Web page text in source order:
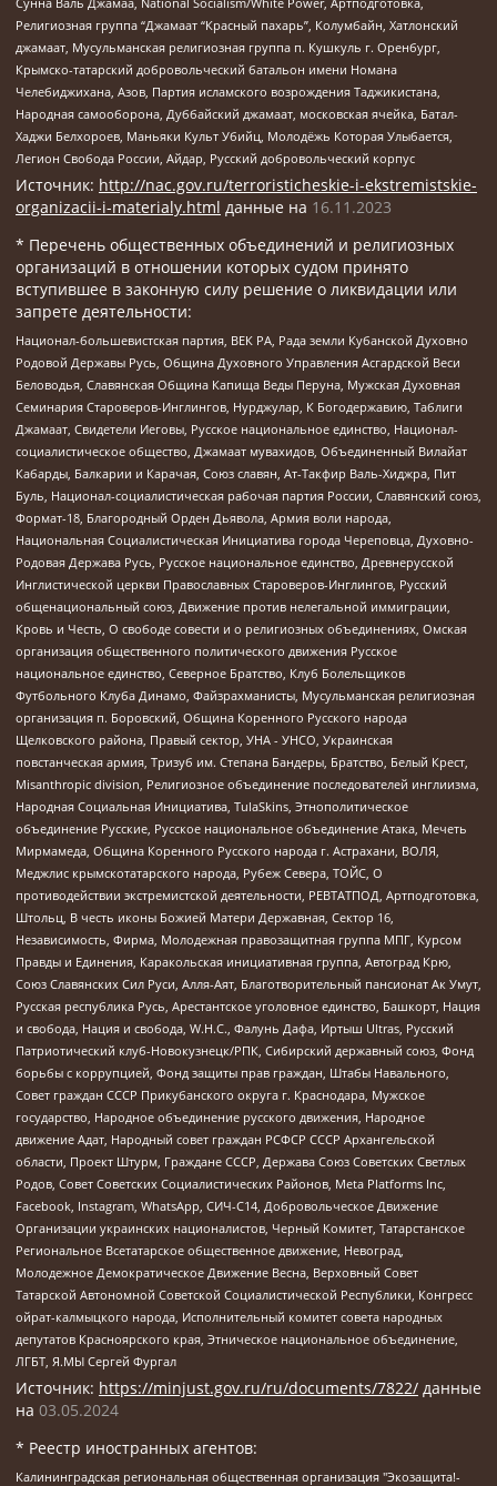
Религиозная группа “Джамаат “Красный пахарь”, Колумбайн, Хатлонский
джамаат, Мусульманская религиозная группа п. Кушкуль г. Оренбург,
Крымско-татарский добровольческий батальон имени Номана
Челебиджихана, Азов, Партия исламского возрождения Таджикистана,
Народная самооборона, Дуббайский джамаат, московская ячейка, Батал-
Хаджи Белхороев, Маньяки Культ Убийц, Молодёжь Которая Улыбается,
Легион Свобода России, Айдар, Русский добровольческий корпус
Источник: http://nac.gov.ru/terroristicheskie-i-ekstremistskie-
organizacii-i-materialy.html данные на 16.11.2023
* Перечень общественных объединений и религиозных
организаций в отношении которых судом принято
вступившее в законную силу решение о ликвидации или
запрете деятельности:
Национал-большевистская партия, ВЕК РА, Рада земли Кубанской Духовно
Родовой Державы Русь, Община Духовного Управления Асгардской Веси
Беловодья, Славянская Община Капища Веды Перуна, Мужская Духовная
Семинария Староверов-Инглингов, Нурджулар, К Богодержавию, Таблиги
Джамаат, Свидетели Иеговы, Русское национальное единство, Национал-
социалистическое общество, Джамаат мувахидов, Объединенный Вилайат
Кабарды, Балкарии и Карачая, Союз славян, Ат-Такфир Валь-Хиджра, Пит
Буль, Национал-социалистическая рабочая партия России, Славянский союз,
Формат-18, Благородный Орден Дьявола, Армия воли народа,
Национальная Социалистическая Инициатива города Череповца, Духовно-
Родовая Держава Русь, Русское национальное единство, Древнерусской
Инглистической церкви Православных Староверов-Инглингов, Русский
общенациональный союз, Движение против нелегальной иммиграции,
Кровь и Честь, О свободе совести и о религиозных объединениях, Омская
организация общественного политического движения Русское
национальное единство, Северное Братство, Клуб Болельщиков
Футбольного Клуба Динамо, Файзрахманисты, Мусульманская религиозная
организация п. Боровский, Община Коренного Русского народа
Щелковского района, Правый сектор, УНА - УНСО, Украинская
повстанческая армия, Тризуб им. Степана Бандеры, Братство, Белый Крест,
Misanthropic division, Религиозное объединение последователей инглиизма,
Народная Социальная Инициатива, TulaSkins, Этнополитическое
объединение Русские, Русское национальное объединение Атака, Мечеть
Мирмамеда, Община Коренного Русского народа г. Астрахани, ВОЛЯ,
Меджлис крымскотатарского народа, Рубеж Севера, ТОЙС, О
противодействии экстремистской деятельности, РЕВТАТПОД, Артподготовка,
Штольц, В честь иконы Божией Матери Державная, Сектор 16,
Независимость, Фирма, Молодежная правозащитная группа МПГ, Курсом
Правды и Единения, Каракольская инициативная группа, Автоград Крю,
Союз Славянских Сил Руси, Алля-Аят, Благотворительный пансионат Ак Умут,
Русская республика Русь, Арестантское уголовное единство, Башкорт, Нация
и свобода, Нация и свобода, W.H.С., Фалунь Дафа, Иртыш Ultras, Русский
Патриотический клуб-Новокузнецк/РПК, Сибирский державный союз, Фонд
борьбы с коррупцией, Фонд защиты прав граждан, Штабы Навального,
Совет граждан СССР Прикубанского округа г. Краснодара, Мужское
государство, Народное объединение русского движения, Народное
движение Адат, Народный совет граждан РСФСР СССР Архангельской
области, Проект Штурм, Граждане СССР, Держава Союз Советских Светлых
Родов, Совет Советских Социалистических Районов, Meta Platforms Inc,
Facebook, Instagram, WhatsApp, СИЧ-С14, Добровольческое Движение
Организации украинских националистов, Черный Комитет, Татарстанское
Региональное Всетатарское общественное движение, Невоград,
Молодежное Демократическое Движение Весна, Верховный Совет
Татарской Автономной Советской Социалистической Республики, Конгресс
ойрат-калмыцкого народа, Исполнительный комитет совета народных
депутатов Красноярского края, Этническое национальное объединение,
ЛГБТ, Я.МЫ Сергей Фургал
Источник: https://minjust.gov.ru/ru/documents/7822/ данные
на 03.05.2024
* Реестр иностранных агентов:
Калининградская региональная общественная организация "Экозащита!-Женсовет", Фонд содействия защите прав и свобод граждан "Общественный вердикт", Фонд "Институт Развития Свободы Информации", Частное учреждение "Информационное агентство МЕМО. РУ", Региональная общественная организация "Общественная комиссия по сохранению наследия академика Сахарова", Фонд поддержки свободы прессы, Санкт-Петербургская общественная правозащитная организация "Гражданский контроль", Межрегиональная общественная организация "Информационно-просветительский центр "Мемориал", Региональный Фонд "Центр Защиты Прав Средств Массовой Информации", с 05.12.2023 Фонд "Центр Защиты Прав Средств массовой информации", Региональная общественная благотворительная организация помощи беженцам и мигрантам "Гражданское содействие", Негосударственное образовательное учреждение дополнительного профессионального образования (повышение квалификации) специалистов "АКАДЕМИЯ ПО ПРАВАМ ЧЕЛОВЕКА", Свердловская региональная общественная организация "Сутяжник", Автономная некоммерческая организация "Центр независимых социологических исследований", Союз общественных объединений "Российский исследовательский центр по правам человека", Региональное общественное учреждение научно-информационный центр "МЕМОРИАЛ", Некоммерческая организация "Фонд защиты гласности", Автономная некоммерческая организация "Институт прав человека", Городская общественная организация "Екатеринбургское общество "МЕМОРИАЛ", Городская общественная организация "Рязанское историко-просветительское и правозащитное общество "Мемориал" (Рязанский Мемориал), Челябинский региональный орган общественной самодеятельности – женское общественное объединение "Женщины Евразии", Челябинский региональный орган общественной самодеятельности "Уральская правозащитная группа", Фонд содействия защите здоровья и социальной справедливости имени Андрея Рылькова, Автономная Некоммерческая Организация "Аналитический Центр Юрия Левады", Автономная некоммерческая организация социальной поддержки населения "Проект Апрель", Региональная общественная организация помощи женщинам и детям, находящимся в кризисной ситуации "Информационно-методический центр "Анна", Фонд содействия развитию массовых коммуникаций и правовому просвещению "Так-так-Так", Фонд содействия устойчивому развитию "Серебряная тайга", Свердловский региональный общественный фонд социальных проектов "Новое время", "Idel.Реалии", Кавказ.Реалии, Крым.Реалии, Телеканал Настоящее Время, Татаро-башкирская служба Радио Свобода (Azatliq Radiosi), Радио Свободная Европа/Радио Свобода (PCE/PC), "Сибирь.Реалии", "Фактограф", Благотворительный фонд помощи осужденным и их семьям, Автономная некоммерческая организация "Институт глобализации и социальных движений", Фонд "В защиту прав заключенных", Частное учреждение "Центр поддержки и содействия развитию средств массовой информации", Пензенский региональный общественный благотворительный фонд "Гражданский союз", "Север.Реалии", Некоммерческая организация Фонд "Правовая инициатива", Общество с ограниченной ответственностью "Радио Свободная Европа/Радио Свобода", Чешское информационное агентство "MEDIUM-ORIENT", Красноярская региональная общественная организация "Мы против СПИДа", Камалягин Денис Николаевич, Маркелов Сергей Евгеньевич, Пономарев Лев Александрович, Савицкая Людмила Алексеевна, Автономная некоммерческая организация "Центр по работе с проблемой насилия "НАСИЛИЮ.НЕТ", Межрегиональный профессиональный союз работников здравоохранения "Альянс врачей", Юридическое лицо, зарегистрированное в Латвийской Республике, SIA "Medusa Project" (регистрационный номер 40103797863, дата регистрации 10.06.2014), Некоммерческая организация "Фонд по борьбе с коррупцией", Автономная некоммерческая организация "Институт права и публичной политики", Баданин Роман Сергеевич, Гликин Максим Александрович, Железнова Мария Михайловна, Лукьянова Юлия Сергеевна, Маетная Елизавета Витальевна, Маняхин Петр Борисович, Чуракова Ольга Владимировна, Ярош Юлия Петровна, Юридическое лицо "The Insider SIA", зарегистрированное в Риге, Латвийская Республика (дата регистрации 26.06.2015), являющееся администратором доменного имени интернет-издания "The Insider SIA", https://theins.ru, Постернак Алексей Евгеньевич, Рубин Михаил Аркадьевич, Анин Роман Александрович, Юридическое лицо Istories fonds, зарегистрированное в Латвийской Республике (регистрационный номер 50008295751, дата регистрации 24.02.2020), Великовский Дмитрий Александрович, Долинина Ирина Николаевна, Мароховская Алеся Алексеевна, Шлейнов Роман Юрьевич, Шмагун Олеся Валентиновна, Общество с ограниченной ответственностью "Альтаир 2021", Общество с ограниченной ответственностью "Вега 2021", Общество с ограниченной ответственностью "Главный редактор 2021", Общество с ограниченной ответственностью "Ромашки монолит", Важенков Артем Валерьевич, Ивановская областная общественная организация "Центр гендерных исследований", Гурман Юрий Альбертович, Медиапроект "ОВД-Инфо", Егоров Владимир Владимирович, Жилинский Владимир Александрович, Общество с ограниченной ответственностью "ЗП", Иванова София Юрьевна, Карезина Инна Павловна, Кильтау Екатерина Викторовна, Петров Алексей Викторович, Пискунов Сергей Евгеньевич, Смирнов Сергей Сергеевич, Тихонов Михаил Сергеевич, Общество с ограниченной ответственностью "ЖУРНАЛИСТ-ИНОСТРАННЫЙ АГЕНТ", Арапова Галина Юрьевна, Вольтская Татьяна Анатольевна, Американская компания "Mason G.E.S. Anonymous Foundation" (США), являющаяся владельцем интернет-издания https://mnews.world/, Компания "Stichting Bellingcat", зарегистрированная в Нидерландах (дата регистрации 11.07.2018), Захаров Андрей Вячеславович, Клепиковская Екатерина Дмитриевна, Общество с ограниченной ответственностью "МЕМО", Перл Роман Александрович, Симонов Евгений Алексеевич, Соловьева Елена Анатольевна, Сотников Даниил Владимирович, Сурначева Елизавета Дмитриевна, Автономная некоммерческая организация по защите прав человека и информированию населения "Якутия – Наше Мнение", Общество с ограниченной ответственностью "Москоу диджитал медиа", с 26.01.2023 Общество с ограниченной ответственностью "Чайка Белые сады", Ветошкина Валерия Валерьевна, Заговора Максим Александрович, Межрегиональное общественное движение "Российская ЛГБТ - сеть", Оленичев Максим Владимирович, Павлов Иван Юрьевич, Скворцова Елена Сергеевна, Общество с ограниченной ответственностью "Как бы инагент", Кочетков Игорь Викторович, Общество с ограниченной ответственностью "Честные выборы", Еланчик Олег Александрович, Общество с ограниченной ответственностью "Нобелевский призыв", Гималова Регина Эмилевна, Григорьев Андрей Валерьевич, Григорьева Алина Александровна, Ассоциация по содействию защите прав призывников, альтернативнослужащих и военнослужащих "Правозащитная группа "Гражданин.Армия.Право", Хисамова Регина Фаритовна, Автономная некоммерческая организация по реализации социально-правовых программ "Лилит", Дальневосточное общественное движение "Маяк", Санкт-Петербургская ЛГБТ-инициативная группа "Выход", Инициативная группа ЛГБТ+ "Реверс", Алексеев Андрей Викторович, Бекбулатова Таисия Львовна, Беляев Иван Михайлович, Владыкина Елена Сергеевна, Гельман Марат Александрович, Никульшина Вероника Юрьевна, Толоконникова Надежда Андреевна, Шендерович Виктор Анатольевич, Общество с ограниченной ответственностью "Данное сообщение", Общество с ограниченной ответственностью Издательский дом "Новая глава", Айнбиндер Александра Александровна, Московский комьюнити-центр для ЛГБТ+инициатив, Благотворительный фонд развития филантропии, Deutsche Welle (Германия, Kurt-Schumacher-Strasse 3, 53113 Bonn), Борзунова Мария Михайловна, Воробьев Виктор Викторович, Голубева Анна Львовна, Константинова Алла Михайловна, Малкова Ирина Владимировна, Мурадов Мурад Абдулгалимович, Осетинская Елизавета Николаевна, Понасенков Евгений Николаевич, Ганапольский Матвей Юрьевич, Киселев Евгений Алексеевич, Борухович Ирина Григорьевна, Дремин Иван Тимофеевич, Дубровский Дмитрий Викторович, Красноярская региональная общественная организация поддержки и развития альтернативных образовательных технологий и межкультурных коммуникаций "ИНТЕРРА", Маяковская Екатерина Алексеевна, Фейгин Марк Захарович, Филимонов Андрей Викторович, Дзугкоева Регина Николаевна, Доброхотов Роман Александрович, Дудь Юрий Александрович, Елкин Сергей Владимирович, Кругликов Кирилл Игоревич, Сабунаева Мария Леонидовна, Семенов Алексей Владимирович, Шаинян Карен Багратович, Шульман Екатерина Михайловна, Асафьев Артур Валерьевич, Вахштайн Виктор Семенович, Венедиктов Алексей Алексеевич, Лушникова Екатерина Евгеньевна, Волков Леонид Михайлович, Невзоров Александр Глебович, Пархоменко Сергей Борисович, Сироткин Ярослав Николаевич, Кара-Мурза Владимир Владимирович, Баранова Наталья Владимировна, Гозман Леонид Яковлевич, Кагарлицкий Борис Юльевич, Климарев Михаил Валерьевич, Милов Владимир Станиславович, Автономная некоммерческая организация Краснодарский центр современного искусства "Типография", Моргенштерн Алишер Тагирович, Соболь Любовь Эдуардовна, Общество с ограниченной ответственностью "ЛИЗА НОРМ", Каспаров Гарри Кимович, Ходорковский Михаил Борисович, Общество с ограниченной ответственностью "Апрельские тезисы", Данилович Ирина Брониславовна, Кашин Олег Владимирович, Петров Николай Владимирович, Пивоваров Алексей Владимирович, Соколов Михаил Владимирович, Цветкова Юлия Владимировна, Чичваркин Евгений Александрович, Комитет против пыток/Команда против пыток, Общество с ограниченной ответственностью "Первый научный", Общество с ограниченной ответственностью "Вертолет и ко", Белоцерковская Вероника Борисовна, Кац Максим Евгеньевич, Лазарева Татьяна Юрьевна, Шаведдинов Руслан Табризович, Яшин Илья Валерьевич, Общество с ограниченной ответственностью "Иноагент ААВ", Алешковский Дмитрий Петрович, Альбац Евгения Марковна, Быков Дмитрий Львович, Галямина Юлия Евгеньевна, Лойко Сергей Леонидович, Мартынов Кирилл Константинович, Медведев Сергей Александрович, Крашенинников Федор Геннадиевич, Гордеева Катерина Вл